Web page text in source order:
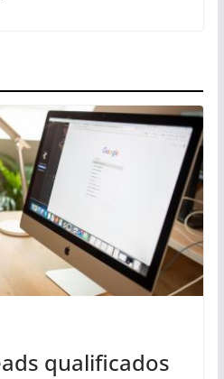
qualificados